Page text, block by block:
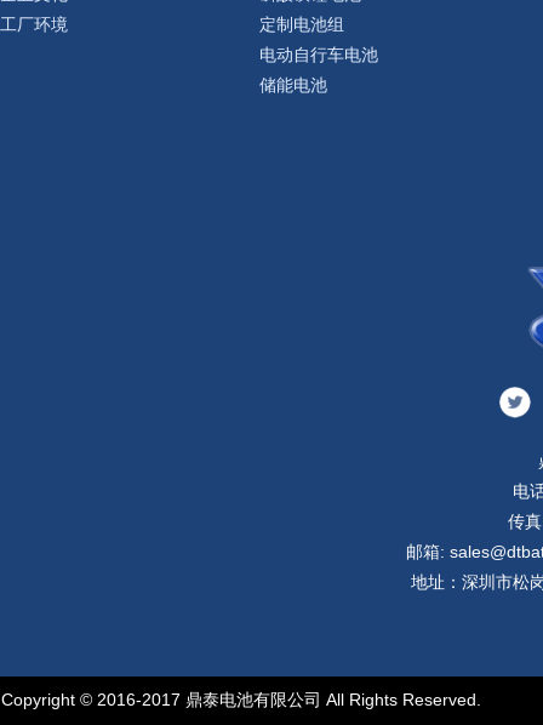
工厂环境
定制电池组
电动自行车电池
储能电池
电
传
邮箱:
地址：深圳市松
Copyright © 2016-2017 鼎泰电池有限公司 All Rights Reserved.